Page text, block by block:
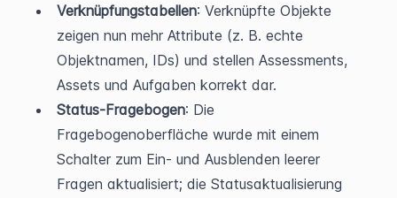
Verknüpfungstabellen: Verknüpfte Objekte
zeigen nun mehr Attribute (z. B. echte
Objektnamen, IDs) und stellen Assessments,
Assets und Aufgaben korrekt dar.
Status-Fragebogen: Die
Fragebogenoberfläche wurde mit einem
Schalter zum Ein- und Ausblenden leerer
Fragen aktualisiert; die Statusaktualisierung